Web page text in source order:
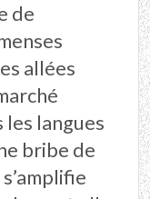
de
allées
les langues
bribe de